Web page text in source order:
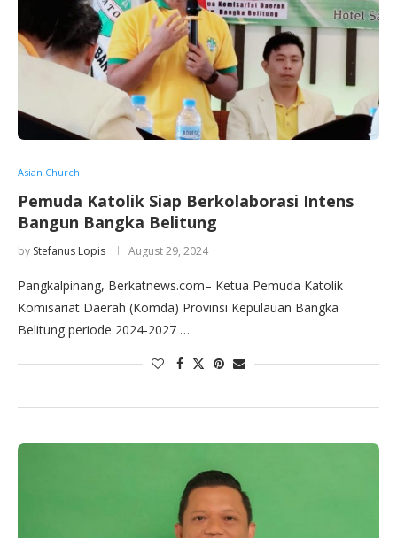
Asian Church
Pemuda Katolik Siap Berkolaborasi Intens
Bangun Bangka Belitung
by Stefanus Lopis August 29, 2024
Pangkalpinang, Berkatnews.com– Ketua Pemuda Katolik
Komisariat Daerah (Komda) Provinsi Kepulauan Bangka
Belitung periode 2024-2027 …